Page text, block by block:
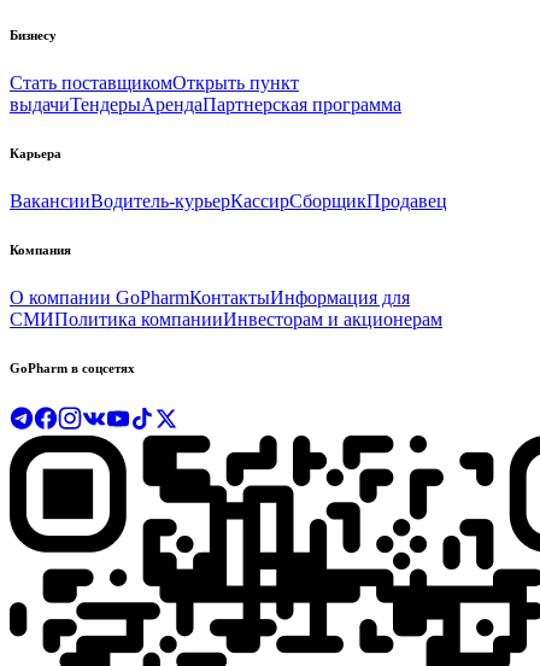
Бизнесу
Стать поставщикомОткрыть пункт
выдачиТендерыАрендаПартнерская программа
Карьера
ВакансииВодитель-курьерКассирСборщикПродавец
Компания
О компании GoPharmКонтактыИнформация для
СМИПолитика компанииИнвесторам и акционерам
GoPharm в соцсетях